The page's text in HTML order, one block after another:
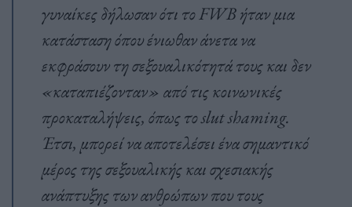
γυναίκες δήλωσαν ότι το FWB ήταν μια
κατάσταση όπου ένιωθαν άνετα να
εκφράσουν τη σεξουαλικότητά τους και δεν
«καταπιέζονταν» από τις κοινωνικές
προκαταλήψεις, όπως το slut shaming.
Έτσι, μπορεί να αποτελέσει ένα σημαντικό
μέρος της σεξουαλικής και σχεσιακής
ανάπτυξης των ανθρώπων που τους